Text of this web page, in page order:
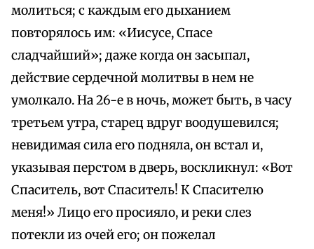
молиться; с каждым его дыханием
повторялось им: «Иисусе, Спасе
сладчайший»; даже когда он засыпал,
действие сердечной молитвы в нем не
умолкало. На 26-е в ночь, может быть, в часу
третьем утра, старец вдруг воодушевился;
невидимая сила его подняла, он встал и,
указывая перстом в дверь, воскликнул: «Вот
Спаситель, вот Спаситель! К Спасителю
меня!» Лицо его просияло, и реки слез
потекли из очей его; он пожелал